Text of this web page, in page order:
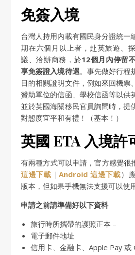
免簽入境
台灣人持用內載有國民身分證統一
期在六個月以上者，赴英旅遊、
議、洽辦商務，於12個月內停留
享免簽證入境待遇。事先做好行程
目的相關證明文件，例如來回機票
贊助單位的信函、學校信函等以供
並於英國海關移民官員詢問時，提
對態度宜平和有禮！（基本！）
英國 ETA 入境許
有兩種方式可以申請，官方感覺很
這邊下載 ｜Android 這邊下載）
版本，但如果手機無法支援可以使
申請之前請準備好以下資料
旅行時所攜帶的護照正本 –
電子郵件地址
信用卡、金融卡、Apple Pay 或